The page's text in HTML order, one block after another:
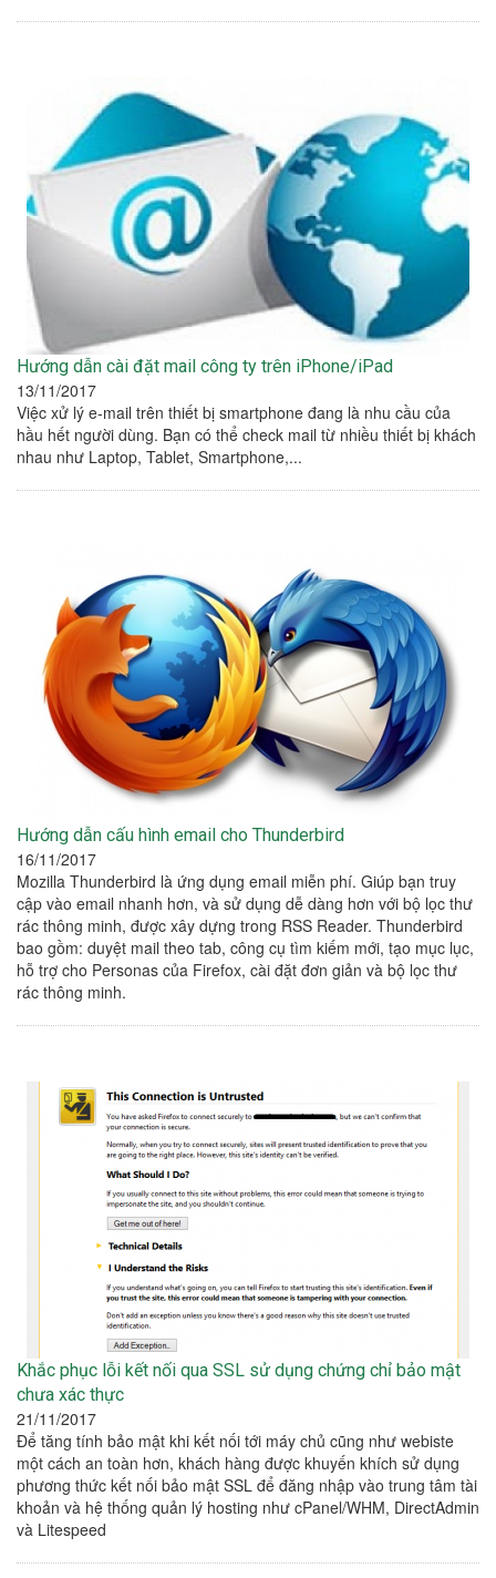
Hướng dẫn cài đặt mail công ty trên iPhone/iPad
13/11/2017
Việc xử lý e-mail trên thiết bị smartphone đang là nhu cầu của
hầu hết người dùng. Bạn có thể check mail từ nhiều thiết bị khách
nhau như Laptop, Tablet, Smartphone,...
Hướng dẫn cấu hình email cho Thunderbird
16/11/2017
Mozilla Thunderbird là ứng dụng email miễn phí. Giúp bạn truy
cập vào email nhanh hơn, và sử dụng dễ dàng hơn với bộ lọc thư
rác thông minh, được xây dựng trong RSS Reader. Thunderbird
bao gồm: duyệt mail theo tab, công cụ tìm kiếm mới, tạo mục lục,
hỗ trợ cho Personas của Firefox, cài đặt đơn giản và bộ lọc thư
rác thông minh.
Khắc phục lỗi kết nối qua SSL sử dụng chứng chỉ bảo mật
chưa xác thực
21/11/2017
Để tăng tính bảo mật khi kết nối tới máy chủ cũng như webiste
một cách an toàn hơn, khách hàng được khuyến khích sử dụng
phương thức kết nối bảo mật SSL để đăng nhập vào trung tâm tài
khoản và hệ thống quản lý hosting như cPanel/WHM, DirectAdmin
và Litespeed